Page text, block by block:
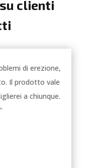
clienti
di erezione,
Il prodotto vale
a chiunque.